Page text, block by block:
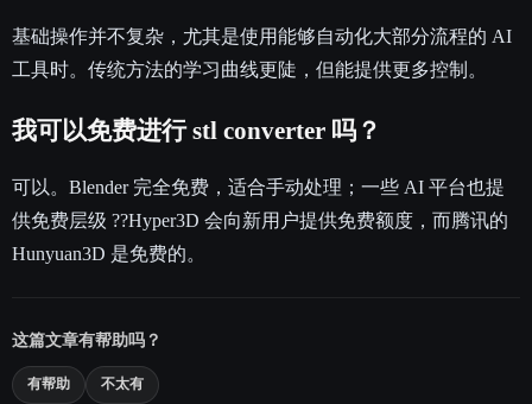
基础操作并不复杂，尤其是使用能够自动化大部分流程的 AI
工具时。传统方法的学习曲线更陡，但能提供更多控制。
我可以免费进行 stl converter 吗？
可以。Blender 完全免费，适合手动处理；一些 AI 平台也提
供免费层级 ??Hyper3D 会向新用户提供免费额度，而腾讯的
Hunyuan3D 是免费的。
这篇文章有帮助吗？
有帮助 不太有